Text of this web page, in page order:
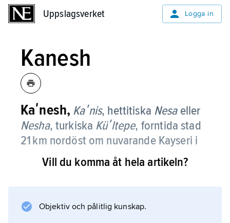
Uppslagsverket Logga in
Kanesh
Kaʹnesh, Kaʹnis, hettitiska Nesaeller
Nesha, turkiska Küʹltepe, forntida stad
21 km nordöst om nuvarande Kayseri i
Turkiet.
sedan 1948.
Vill du komma åt hela artikeln?
Objektiv och pålitlig kunskap.